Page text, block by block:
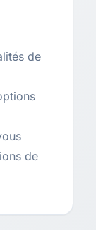
de
de